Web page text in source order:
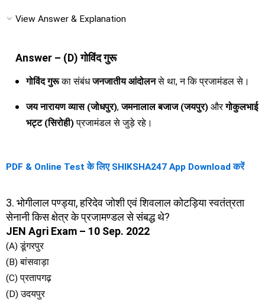
View Answer & Explanation
Answer – (D) गोविंद गुरू
गोविंद गुरूका संबंधजनजातीय आंदोलनसे था, न कि प्रजामंडल से।
जय नारायण व्यास (जोधपुर),जमनालाल बजाज (जयपुर) औरगोकुलभाई
भट्ट (सिरोही)प्रजामंडल से जुड़े रहे।
PDF & Online Test के लिए SHIKSHA247 App Download करें
3. भोगीलाल पण्ड्या, हरिदेव जोशी एवं शिवलाल कोटड़िया स्वतंत्रता
सेनानी किस क्षेत्र के प्रजामण्डल से संबद्ध थे?
JEN Agri Exam – 10 Sep. 2022
(A) डूंगरपुर
(B) बांसवाड़ा
(C) प्रतापगढ़
(D) उदयपुर